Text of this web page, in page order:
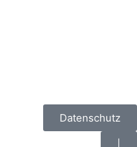
Datenschutz